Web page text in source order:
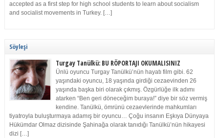
accepted as a first step for high school students to learn about socialism
and socialist movements in Turkey. […]
Söyleşi
Turgay Tanülkü: BU RÖPORTAJI OKUMALISINIZ
Ünlü oyuncu Turgay Tanülkü’nün hayatı film gibi. 62
yaşındaki oyuncu, 18 yaşında girdiği cezaevinden 26
yaşında başka biri olarak çıkmış. Özgürlüğe ilk adımı
atarken “Ben geri döneceğim buraya!” diye bir söz vermiş
kendine. Tanülkü, ömrünü cezaevlerinde mahkumları
tiyatroyla buluşturmaya adamış bir oyuncu… Çoğu insanın Eşkıya Dünyaya
Hükümdar Olmaz dizisinde Şahinağa olarak tanıdığı Tanülkü’nün hikayesi
dizi […]